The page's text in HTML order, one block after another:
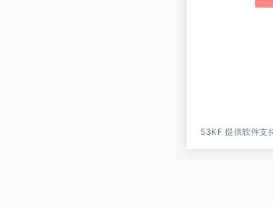
53KF 提供软件支